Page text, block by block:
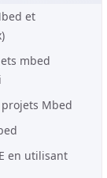
et
mbed
projets Mbed
en utilisant